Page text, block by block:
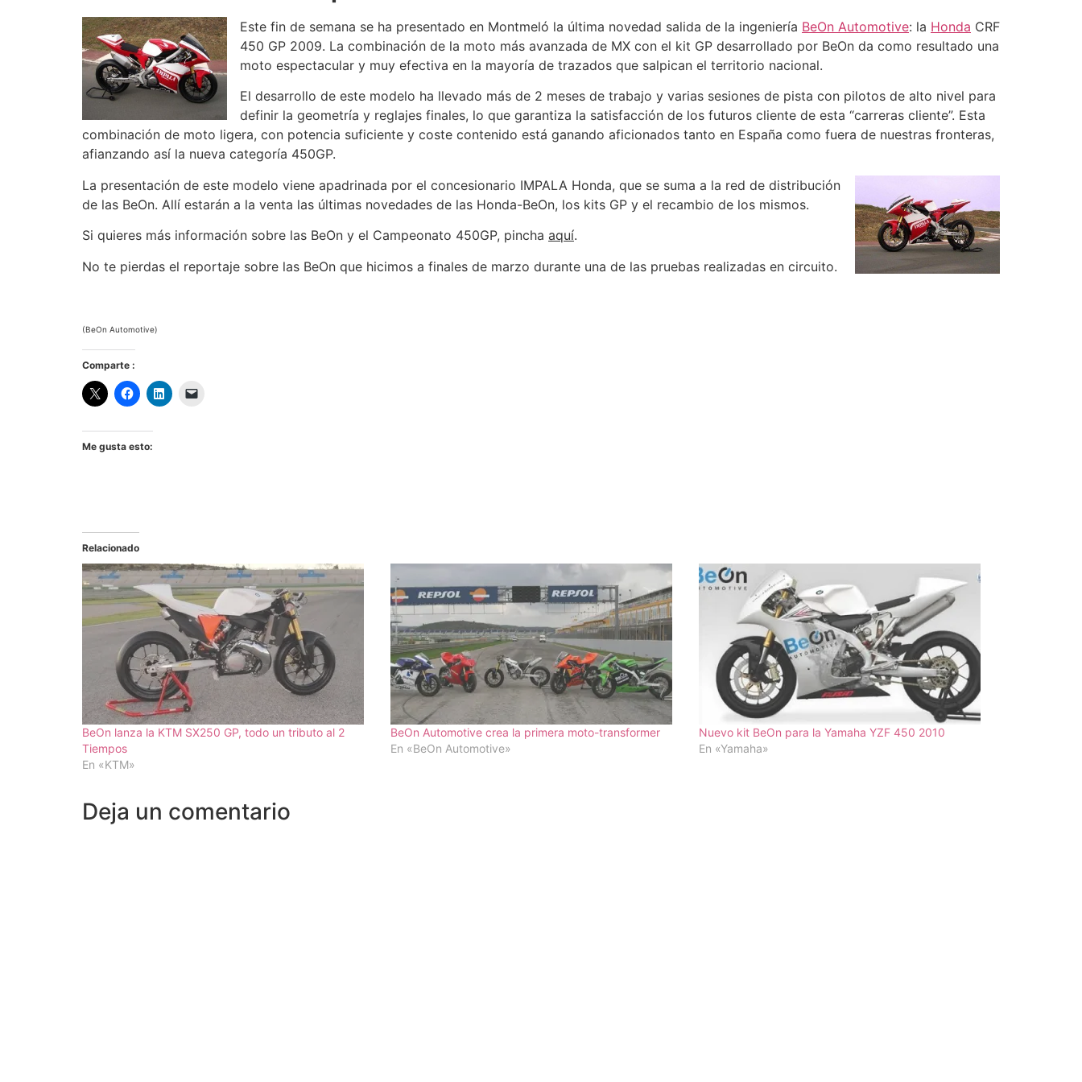
Este fin de semana se ha presentado en Montmeló la última novedad salida de la ingeniería BeOn Automotive: la Honda CRF
450 GP 2009. La combinación de la moto más avanzada de MX con el kit GP desarrollado por BeOn da como resultado una
moto espectacular y muy efectiva en la mayoría de trazados que salpican el territorio nacional.
El desarrollo de este modelo ha llevado más de 2 meses de trabajo y varias sesiones de pista con pilotos de alto nivel para
definir la geometría y reglajes finales, lo que garantiza la satisfacción de los futuros cliente de esta “carreras cliente”. Esta
combinación de moto ligera, con potencia suficiente y coste contenido está ganando aficionados tanto en España como fuera de nuestras fronteras,
afianzando así la nueva categoría 450GP.
La presentación de este modelo viene apadrinada por el concesionario IMPALA Honda, que se suma a la red de distribución
de las BeOn. Allí estarán a la venta las últimas novedades de las Honda-BeOn, los kits GP y el recambio de los mismos.
Si quieres más información sobre las BeOn y el Campeonato 450GP, pincha aquí.
No te pierdas el reportaje sobre las BeOn que hicimos a finales de marzo durante una de las pruebas realizadas en circuito.
(BeOn Automotive)
Comparte :
Me gusta esto:
Relacionado
BeOn lanza la KTM SX250 GP, todo un tributo al 2
Tiempos
En «KTM»
BeOn Automotive crea la primera moto-transformer
En «BeOn Automotive»
Nuevo kit BeOn para la Yamaha YZF 450 2010
En «Yamaha»
Deja un comentario